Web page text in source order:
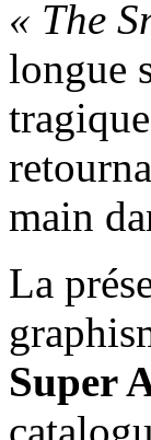
« The
longue
main
La
Super